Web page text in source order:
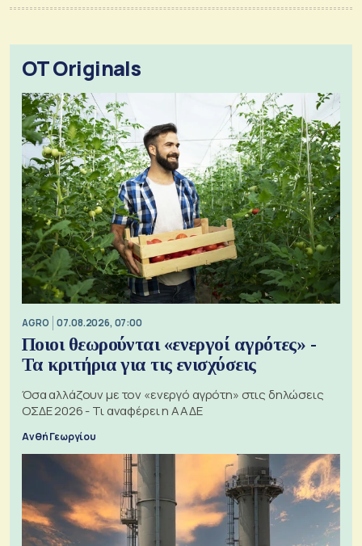
OT Originals
AGRO 07.08.2026, 07:00
Ποιοι θεωρούνται «ενεργοί αγρότες» -
Τα κριτήρια για τις ενισχύσεις
Όσα αλλάζουν με τον «ενεργό αγρότη» στις δηλώσεις
ΟΣΔΕ 2026 - Τι αναφέρει η ΑΑΔΕ
Ανθή Γεωργίου